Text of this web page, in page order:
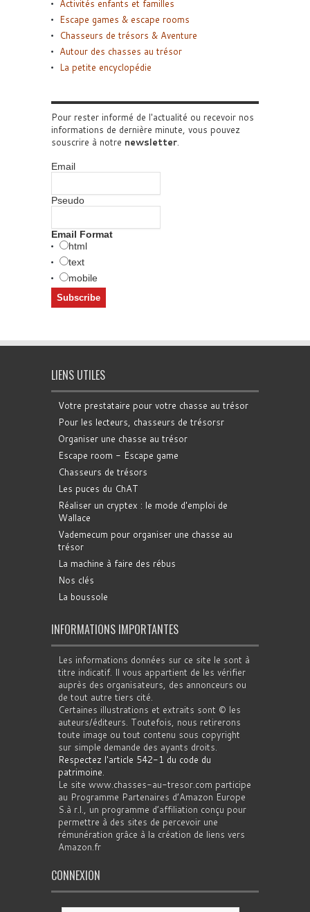
Activités enfants et familles
Escape games & escape rooms
Chasseurs de trésors & Aventure
Autour des chasses au trésor
La petite encyclopédie
Pour rester informé de l'actualité ou recevoir nos
informations de dernière minute, vous pouvez
souscrire à notre newsletter.
Email
Pseudo
Email Format
html
text
mobile
LIENS UTILES
Votre prestataire pour votre chasse au trésor
Pour les lecteurs, chasseurs de trésorsr
Organiser une chasse au trésor
Escape room - Escape game
Chasseurs de trésors
Les puces du ChAT
Réaliser un cryptex : le mode d'emploi de
Wallace
Vademecum pour organiser une chasse au
trésor
La machine à faire des rébus
Nos clés
La boussole
INFORMATIONS IMPORTANTES
Les informations données sur ce site le sont à
titre indicatif. Il vous appartient de les vérifier
auprès des organisateurs, des annonceurs ou
de tout autre tiers cité.
Certaines illustrations et extraits sont © les
auteurs/éditeurs. Toutefois, nous retirerons
toute image ou tout contenu sous copyright
sur simple demande des ayants droits.
Respectez l'article 542-1 du code du
patrimoine.
Le site www.chasses-au-tresor.com participe
au Programme Partenaires d’Amazon Europe
S.à r.l., un programme d’affiliation conçu pour
permettre à des sites de percevoir une
rémunération grâce à la création de liens vers
Amazon.fr
CONNEXION